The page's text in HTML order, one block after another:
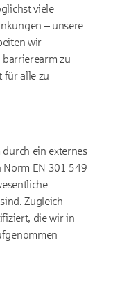
viele
– unsere
wir
zu
für alle zu
ein externes
Norm EN 301 549
Zugleich
die wir in